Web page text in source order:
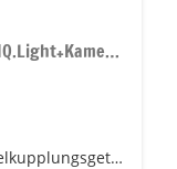
Comfortline 1.5 TSI DSG 7Sitz+AHK+IQ.Light+Kamera+Navi+eHeck+Keyless+Sitzheiz
Doppelkupplungsgetriebe (DSG)